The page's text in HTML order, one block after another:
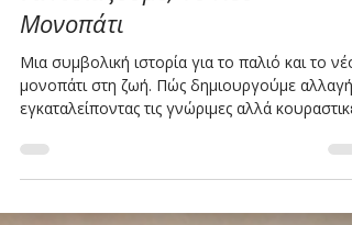
Γιατί Είναι Τόσο Δύσκολο
να Αλλάξουμε; Το Νέο
Μονοπάτι
Μια συμβολική ιστορία για το παλιό και το νέο
μονοπάτι στη ζωή. Πώς δημιουργούμε αλλαγή